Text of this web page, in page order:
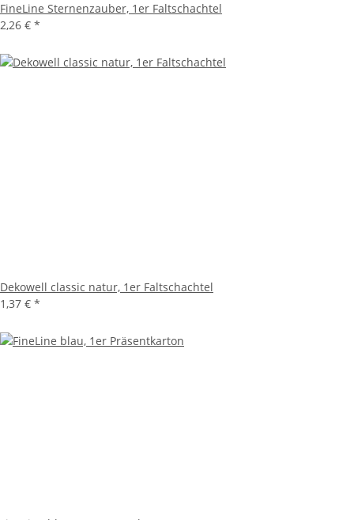
FineLine Sternenzauber, 1er Faltschachtel
2,26 € *
Dekowell classic natur, 1er Faltschachtel
1,37 € *